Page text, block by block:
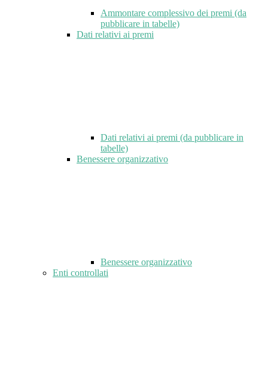
Ammontare complessivo dei premi (da
pubblicare in tabelle)
Dati relativi ai premi
Dati relativi ai premi (da pubblicare in
tabelle)
Benessere organizzativo
Benessere organizzativo
Enti controllati